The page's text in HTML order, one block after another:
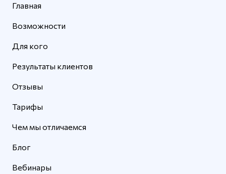
Главная
Возможности
Для кого
Результаты клиентов
Отзывы
Тарифы
Чем мы отличаемся
Блог
Вебинары